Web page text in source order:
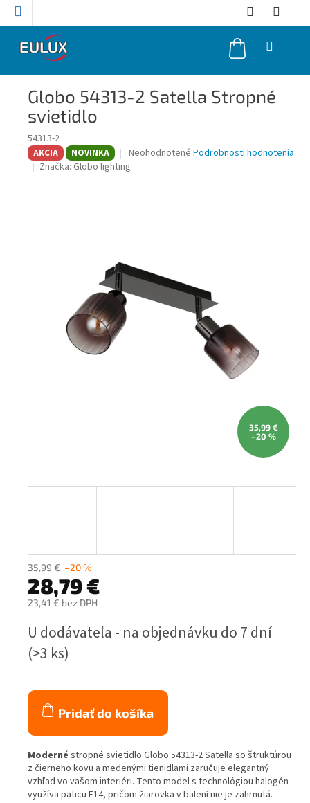
Prejsť
NÁKUPNÝ
KOŠÍK
Globo 54313-2 Satella Stropné
svietidlo
54313-2
AKCIA NOVINKA
Priemerné
hodnotenie
Neohodnotené Podrobnosti hodnotenia
Značka: Globo lighting
35,99 €
–20 %
35,99 € –20 %
28,79 €
23,41 € bez DPH
cena:
U dodávateľa - na objednávku do 7 dní
(>3 ks)
Pridať do košíka
Moderné stropné svietidlo Globo 54313-2 Satella so štruktúrou
z čierneho kovu a medenými tienidlami zaručuje elegantný
vzhľad vo vašom interiéri. Tento model s technológiou halogén
využíva päticu E14, pričom žiarovka v balení nie je zahrnutá.